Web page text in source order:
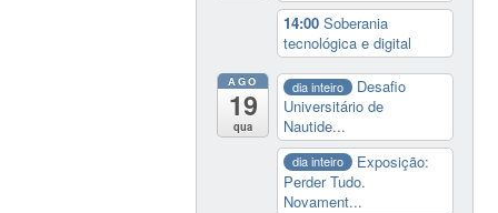
14:00Soberania
tecnológica e digital
AGO
19
qua
dia inteiro
Desafio
Universitário de
Nautide...
dia inteiro
Exposição:
Perder Tudo.
Novament...